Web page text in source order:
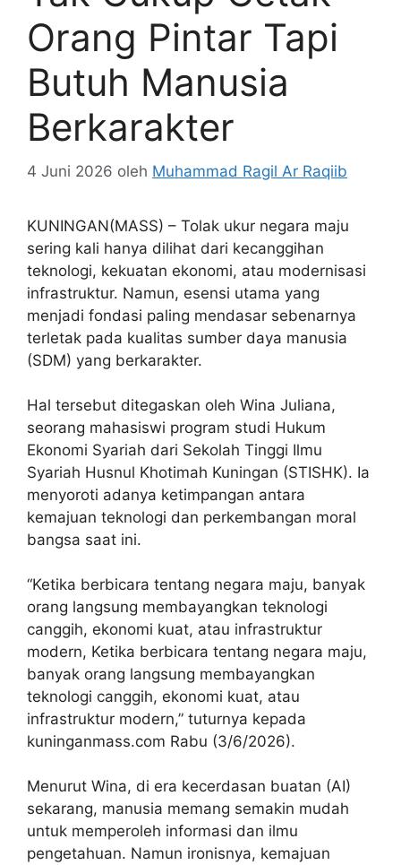
Orang Pintar Tapi
Butuh Manusia
Berkarakter
4 Juni 2026 oleh Muhammad Ragil Ar Raqiib
KUNINGAN(MASS) – Tolak ukur negara maju
sering kali hanya dilihat dari kecanggihan
teknologi, kekuatan ekonomi, atau modernisasi
infrastruktur. Namun, esensi utama yang
menjadi fondasi paling mendasar sebenarnya
terletak pada kualitas sumber daya manusia
(SDM) yang berkarakter.
Hal tersebut ditegaskan oleh Wina Juliana,
seorang mahasiswi program studi Hukum
Ekonomi Syariah dari Sekolah Tinggi Ilmu
Syariah Husnul Khotimah Kuningan (STISHK). Ia
menyoroti adanya ketimpangan antara
kemajuan teknologi dan perkembangan moral
bangsa saat ini.
“Ketika berbicara tentang negara maju, banyak
orang langsung membayangkan teknologi
canggih, ekonomi kuat, atau infrastruktur
modern, Ketika berbicara tentang negara maju,
banyak orang langsung membayangkan
teknologi canggih, ekonomi kuat, atau
infrastruktur modern,” tuturnya kepada
kuninganmass.com Rabu (3/6/2026).
Menurut Wina, di era kecerdasan buatan (AI)
sekarang, manusia memang semakin mudah
untuk memperoleh informasi dan ilmu
pengetahuan. Namun ironisnya, kemajuan